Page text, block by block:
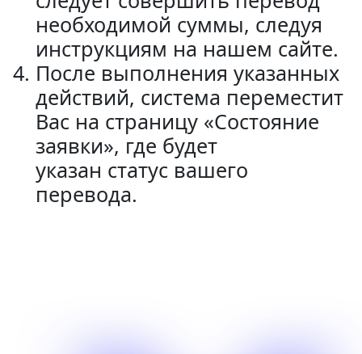
необходимой суммы, следуя
инструкциям на нашем сайте.
После выполнения указанных
действий, система переместит
Вас на страницу «Состояние
заявки», где будет
указан статус вашего
перевода.